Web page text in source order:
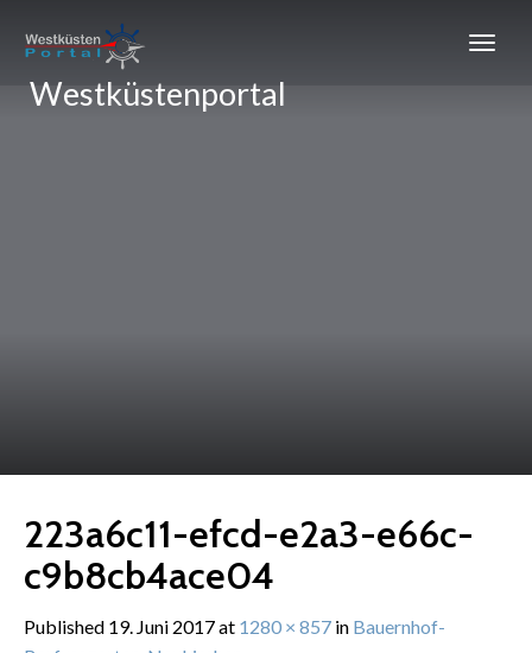
Westküstenportal
223a6c11-efcd-e2a3-e66c-
c9b8cb4ace04
Published 19. Juni 2017at 1280 × 857 in Bauernhof-